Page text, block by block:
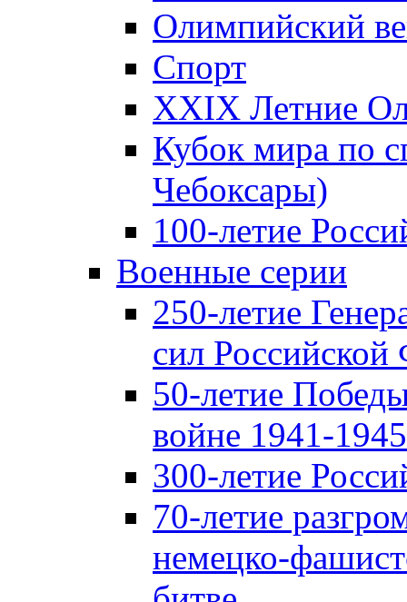
Олимпийский
Спорт
XXIX Летние
Кубок мира по
Чебоксары)
100-летие
Военные серии
250-летие
сил Российской
50-летие
войне 1941-1945
300-летие
70-летие
немецко-